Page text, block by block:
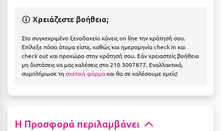
Ηράκλειο
Θάσος
Χρειάζεστε βοήθεια;
Στο συγκεκριμένο ξενοδοχείο κάνεις on line την κράτησή σου.
Επίλεξε πόσα άτομα είστε, καθώς και ημερομηνία check in και
check out και προχώρα στην κράτησή σου. Εάν χρειαστείς βοήθεια
μη διστάσεις να μας καλέσεις στο 210 3007877. Εναλλακτικά,
συμπλήρωσε τη σχετική φόρμα και θα σε καλέσουμε εμείς!
Η Προσφορά περιλαμβάνει